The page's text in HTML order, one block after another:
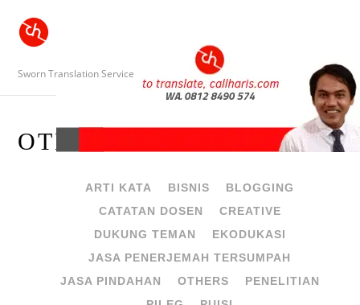
Sworn Translation Service
OTHERS
ARTI KATA BISNIS
BLOGGING
CATATAN DOSEN
CREATIVE
DUKUNG TEMAN
EKODUKASI
JASA PENERJEMAH TERSUMPAH
JASA PINDAHAN
OTHERS
PENELITIAN